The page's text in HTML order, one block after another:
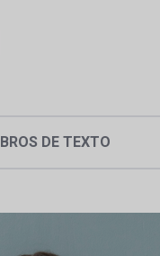
DE TEXTO